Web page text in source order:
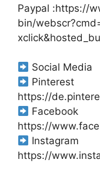
Paypal :https://
bin/
Social Media
Pinterest
https://
Facebook
https://
Instagram
https://